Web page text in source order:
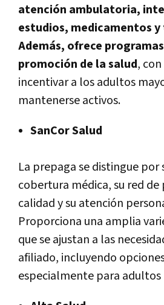
atención ambulatoria,
estudios, medicamentos
Además, ofrece
promoción de la salud,
incentivar a los adultos
mantenerse activos.
SanCor Salud
La prepaga se distingue por
cobertura médica, su red
calidad y su atención
Proporciona una amplia
que se ajustan a las
afiliado, incluyendo
especialmente para adultos